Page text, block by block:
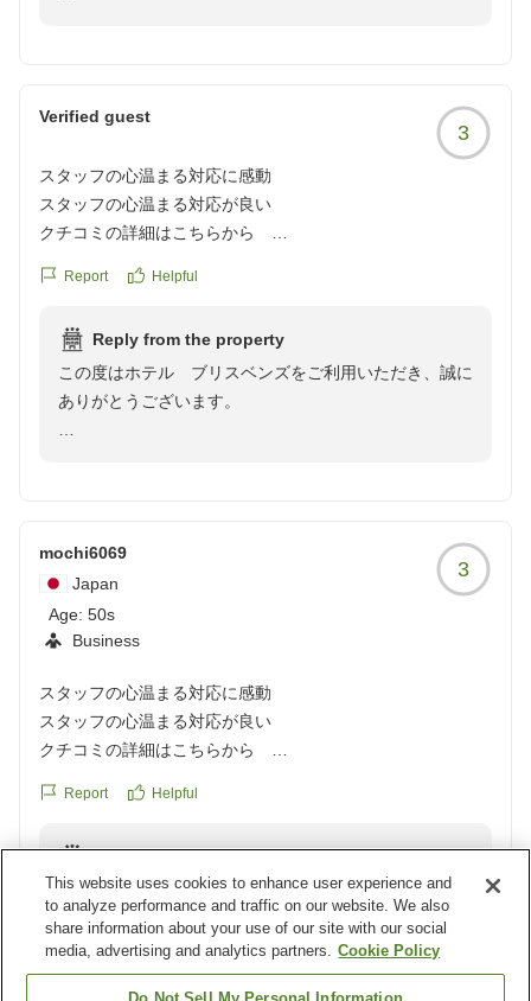
フロントスタッフ一同
Verified guest
3
スタッフの心温まる対応に感動
スタッフの心温まる対応が良い
クチコミの詳細はこちらから
reviewId=33123478322772
Report Helpful
Reply from the property
この度はホテル ブリスベンズをご利用いただき、誠に
ありがとうございます。
多大なるご恩を頂きましたお客様に、当施設にて再びお
目にかかれます事を、心よりお待ちしております。
mochi6069
Japan
Age: 50s
Business
3
スタッフの心温まる対応に感動
スタッフの心温まる対応が良い
クチコミの詳細はこちらから
reviewId=33123478322751
Report Helpful
Reply from the property
この度はホテル ブリスベンズをご利用いただき、誠に
ありがとうございます。
スタッフの対応についてお褒めの言葉をいただき、大変
嬉しく思います。お客様からのお言葉を励みに、今後も
This website uses cookies to enhance user experience and
to analyze performance and traffic on our website. We also
share information about your use of our site with our social
media, advertising and analytics partners. Cookie Policy